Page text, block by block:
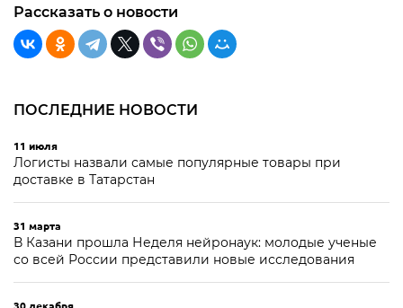
Рассказать о новости
ПОСЛЕДНИЕ НОВОСТИ
11 июля
Логисты назвали самые популярные товары при
доставке в Татарстан
31 марта
В Казани прошла Неделя нейронаук: молодые ученые
со всей России представили новые исследования